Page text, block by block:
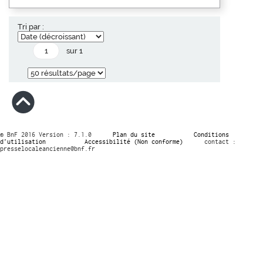
Tri par :
sur 1
© BnF 2016 Version : 7.1.0 Plan du site
Conditions
d’utilisation
Accessibilité (Non conforme)
contact :
presselocaleancienne@bnf.fr